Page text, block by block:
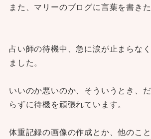
また、マリーのブログに言葉を書きた
占い師の待機中、急に涙が止まらな
ました。
いいのか悪いのか、そういうとき、
らずに待機を頑張れています。
体重記録の画像の作成とか、他のこ